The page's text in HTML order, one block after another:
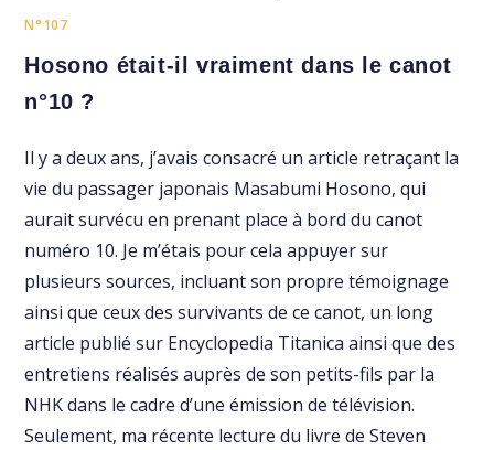
N°107
Hosono était-il vraiment dans le canot
n°10 ?
Il y a deux ans, j’avais consacré un article retraçant la
vie du passager japonais Masabumi Hosono, qui
aurait survécu en prenant place à bord du canot
numéro 10. Je m’étais pour cela appuyer sur
plusieurs sources, incluant son propre témoignage
ainsi que ceux des survivants de ce canot, un long
article publié sur Encyclopedia Titanica ainsi que des
entretiens réalisés auprès de son petits-fils par la
NHK dans le cadre d’une émission de télévision.
Seulement, ma récente lecture du livre de Steven